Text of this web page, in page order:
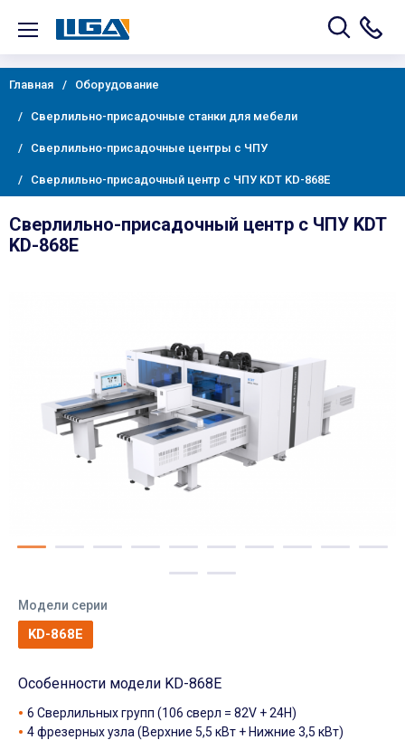
Главная Оборудование
Сверлильно-присадочные станки для мебели
Сверлильно-присадочные центры с ЧПУ
Сверлильно-присадочный центр с ЧПУ KDT KD-868E
Сверлильно-присадочный центр с ЧПУ KDT
KD-868E
Модели серии
KD-868E
Особенности модели KD-868E
6 Сверлильных групп (106 сверл = 82V + 24H)
4 фрезерных узла (Верхние 5,5 кВт + Нижние 3,5 кВт)